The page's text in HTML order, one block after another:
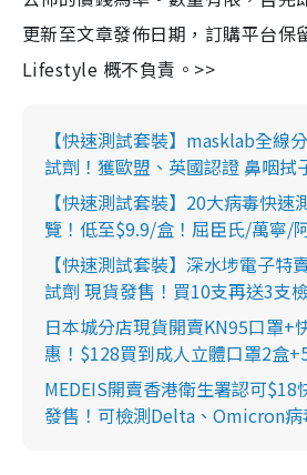
更新至文章發佈日期，訂購平台保
Lifestyle 概不負責。>>
【快速測試套裝】masklab全線
試劑！獲歐盟、英國認證 鼻咽拭
【快速測試套裝】20大病毒快速
覽！低至$9.9/盒！屈臣氏/萬寧/
【快速測試套裝】深水埗電子特
試劑 現貨發售！買10支再送3支
日本城分店現貨開賣KN95口罩+
惠！$128買到成人立體口罩2盒
MEDEIS開賣香港衛生署認可$18
發售！可檢測Delta、Omicron病